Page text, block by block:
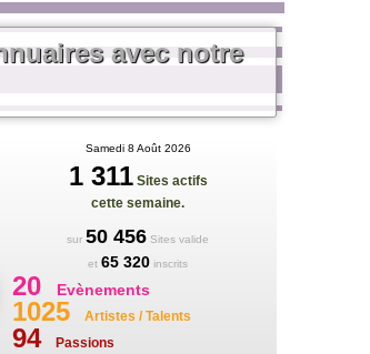
avec notre
Samedi 8 Août 2026
1 311Sites actifs
cette semaine.
sur 50 456 Sites valide
et 65 320 inscrits
20 Evènements
1025 Artistes / Talents
94 Passions